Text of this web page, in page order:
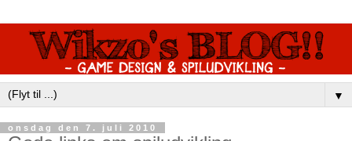
▼
onsdag den 7. juli 2010